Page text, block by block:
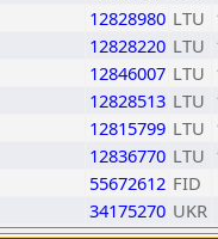
12828980 LTU
12828220 LTU
12846007 LTU
12828513 LTU
12815799 LTU
12836770 LTU
55672612 FID
34175270 UKR